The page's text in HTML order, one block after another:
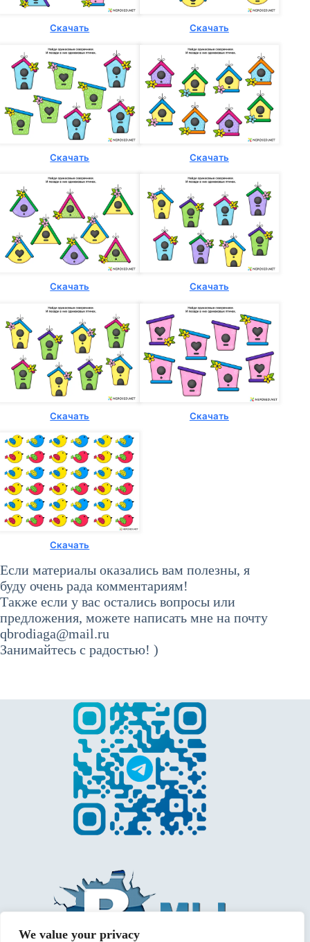
We value your privacy
Скачать Скачать
Скачать Скачать
Скачать Скачать
Скачать Скачать
Скачать
Если материалы оказались вам полезны, я
буду очень рада комментариям!
Также если у вас остались вопросы или
предложения, можете написать мне на почту
qbrodiaga@mail.ru
Занимайтесь с радостью! )